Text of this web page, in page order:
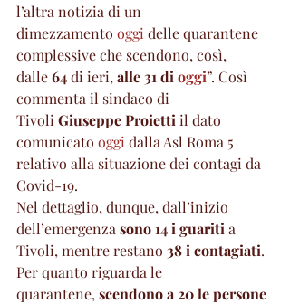
l’altra notizia di un
dimezzamento oggi delle quarantene
complessive che scendono, così,
dalle 64 di ieri, alle 31 di oggi”. Così
commenta il sindaco di
Tivoli Giuseppe Proietti il dato
comunicato oggi dalla Asl Roma 5
relativo alla situazione dei contagi da
Covid-19.
Nel dettaglio, dunque, dall’inizio
dell’emergenza sono 14 i guariti a
Tivoli, mentre restano 38 i contagiati.
Per quanto riguarda le
quarantene, scendono a 20 le persone